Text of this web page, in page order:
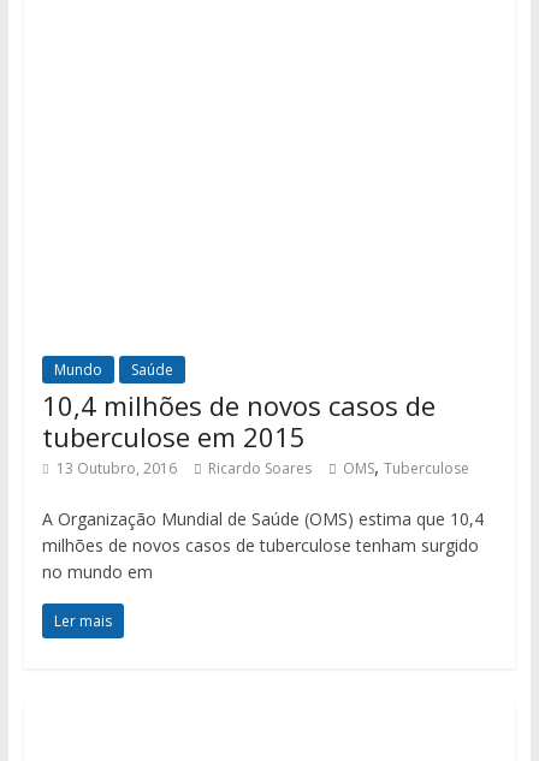
Mundo Saúde
10,4 milhões de novos casos de
tuberculose em 2015
13 Outubro, 2016 Ricardo Soares OMS, Tuberculose
A Organização Mundial de Saúde (OMS) estima que 10,4
milhões de novos casos de tuberculose tenham surgido
no mundo em
Ler mais